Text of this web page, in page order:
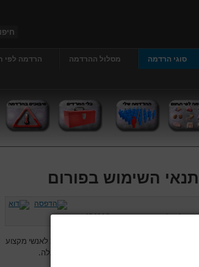
סוגי הרדמה מסלול ההרדמה הרדמה לפי
השימוש בפורום
דר' גרג'י יונתן כניסות:404118
להשתמש בפורום לצורך העלאת שאלות לאנשי מקצוע
דיון בין הגולשים לבין עצמם בנושאים אלה.